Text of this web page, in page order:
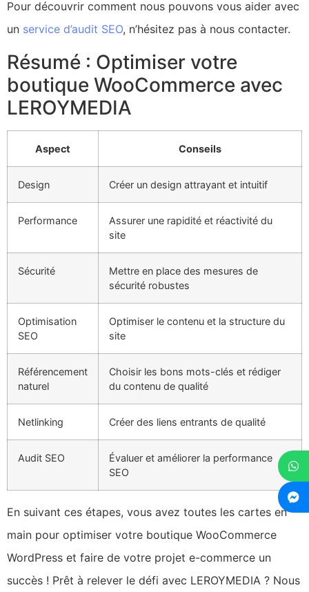
Pour découvrir comment nous pouvons vous aider avec
un service d’audit SEO, n’hésitez pas à nous contacter.
Résumé : Optimiser votre
boutique WooCommerce avec
LEROYMEDIA
Aspect Conseils
Design Créer un design attrayant et intuitif
Performance
Assurer une rapidité et réactivité du
site
Sécurité
Mettre en place des mesures de
sécurité robustes
Optimisation
SEO
Optimiser le contenu et la structure du
site
Référencement
naturel
Choisir les bons mots-clés et rédiger
du contenu de qualité
Netlinking Créer des liens entrants de qualité
Audit SEO
Évaluer et améliorer la performance
SEO
En suivant ces étapes, vous avez toutes les cartes en
main pour optimiser votre boutique WooCommerce
WordPress et faire de votre projet e-commerce un
succès ! Prêt à relever le défi avec LEROYMEDIA ? Nous